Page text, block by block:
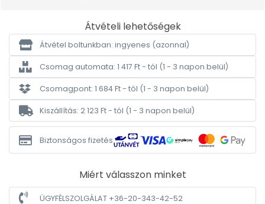
Átvételi lehetőségek
Átvétel boltunkban: ingyenes (azonnal)
Csomag automata: 1 417 Ft - tól (1 - 3 napon belül)
Csomagpont: 1 684 Ft - tól (1 - 3 napon belül)
Kiszállítás: 2 123 Ft - tól (1 - 3 napon belül)
Biztonságos fizetés
Miért válasszon minket
ÜGYFÉLSZOLGÁLAT +36-20-343-42-52